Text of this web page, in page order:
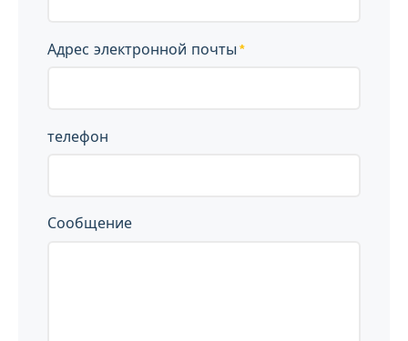
Адрес электронной почты
телефон
Сообщение